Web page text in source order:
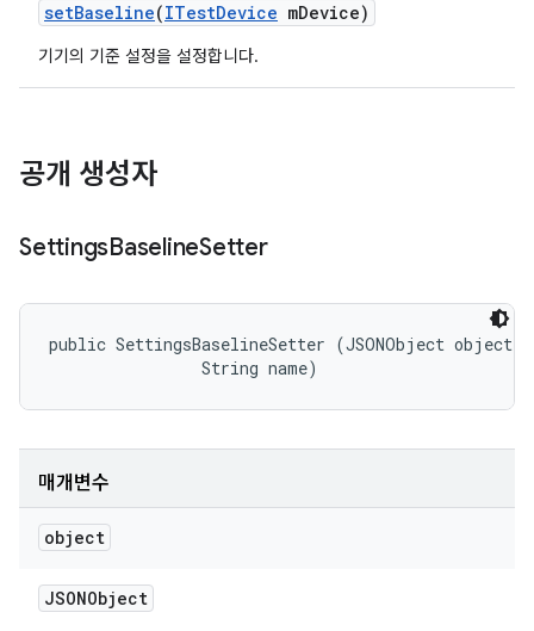
setBaseline(ITestDevice mDevice)
기기의 기준 설정을 설정합니다.
공개 생성자
SettingsBaselineSetter
public SettingsBaselineSetter (JSONObject object,
                String name)
매개변수
object
JSONObject